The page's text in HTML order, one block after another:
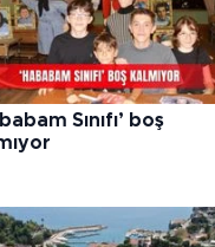
Sınıfı’ boş